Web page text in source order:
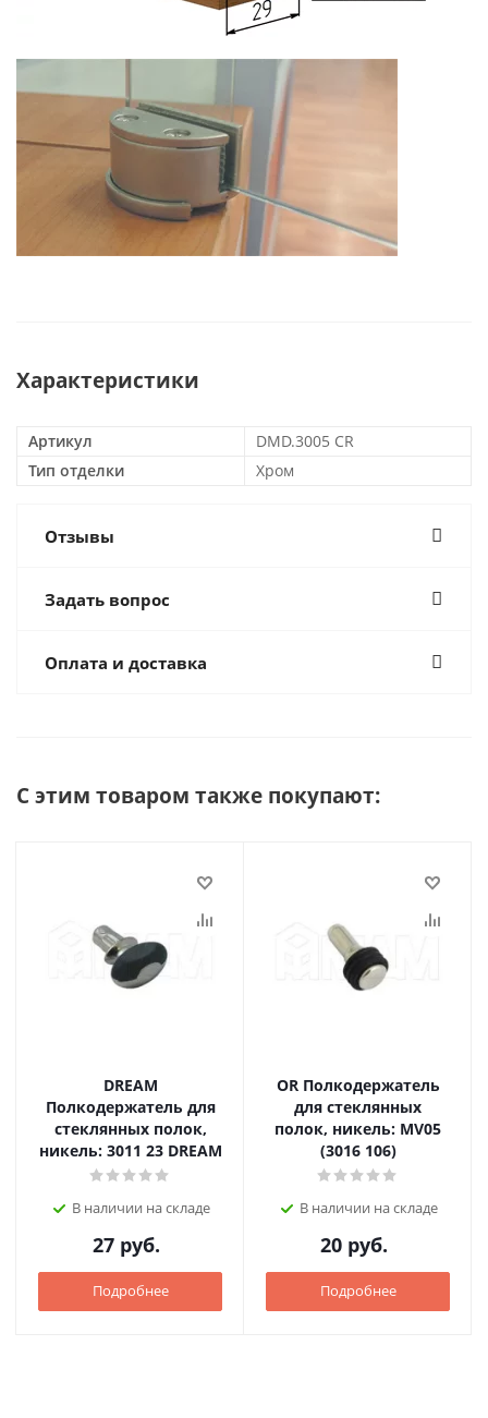
Характеристики
Артикул
DMD.3005 CR
Тип отделки
Хром
Отзывы
Задать вопрос
Оплата и доставка
С этим товаром также покупают:
DREAM
Полкодержатель для
стеклянных полок,
никель: 3011 23 DREAM
В наличии на складе
27 руб.
Подробнее
OR Полкодержатель
для стеклянных
полок, никель: MV05
(3016 106)
В наличии на складе
20 руб.
Подробнее